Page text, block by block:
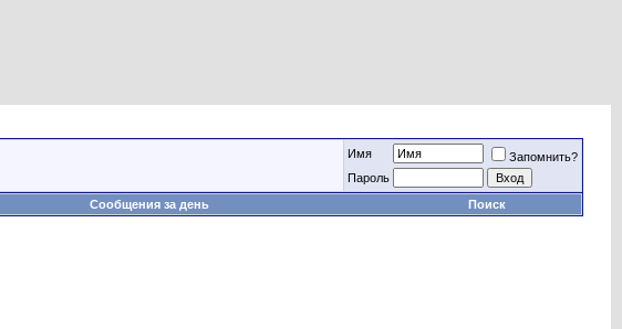
Имя
Запомнить?
Пароль
Сообщения за день Поиск